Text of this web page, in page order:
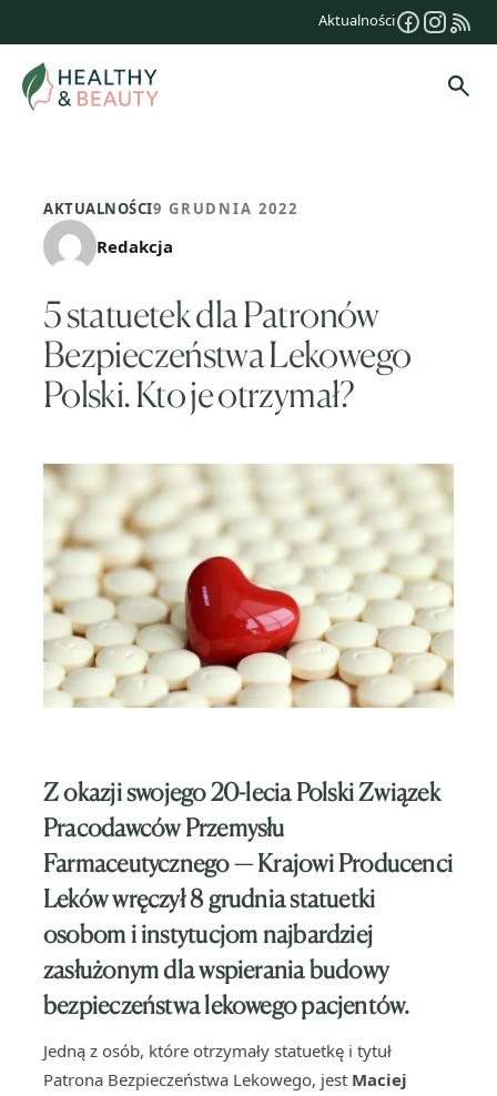
treści
Aktualności
AKTUALNOŚCI9 GRUDNIA 2022
Redakcja
5 statuetek dla Patronów
Bezpieczeństwa Lekowego
Polski. Kto je otrzymał?
Z okazji swojego 20-lecia Polski Związek
Pracodawców Przemysłu
Farmaceutycznego — Krajowi Producenci
Leków wręczył 8 grudnia statuetki
osobom i instytucjom najbardziej
zasłużonym dla wspierania budowy
bezpieczeństwa lekowego pacjentów.
Jedną z osób, które otrzymały statuetkę i tytuł
Patrona Bezpieczeństwa Lekowego, jest Maciej